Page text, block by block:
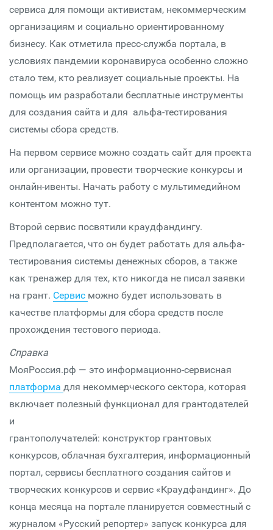
сервиса для помощи активистам, некоммерческим
организациям и социально ориентированному
бизнесу. Как отметила пресс-служба портала, в
условиях пандемии коронавируса особенно сложно
стало тем, кто реализует социальные проекты. На
помощь им разработали бесплатные инструменты
для создания сайта и для альфа-тестирования
системы сбора средств.
На первом сервисе можно создать сайт для проекта
или организации, провести творческие конкурсы и
онлайн-ивенты. Начать работу с мультимедийном
контентом можно тут.
Второй сервис посвятили краудфандингу.
Предполагается, что он будет работать для альфа-
тестирования системы денежных сборов, а также
как тренажер для тех, кто никогда не писал заявки
на грант. Сервис можно будет использовать в
качестве платформы для сбора средств после
прохождения тестового периода.
Справка
МояРоссия.рф — это информационно-сервисная
платформа для некоммерческого сектора, которая
включает полезный функционал для грантодателей
и
грантополучателей: конструктор грантовых
конкурсов, облачная бухгалтерия, информационный
портал, сервисы бесплатного создания сайтов и
творческих конкурсов и сервис «Краудфандинг». До
конца месяца на портале планируется совместный с
журналом «Русский репортер» запуск конкурса для